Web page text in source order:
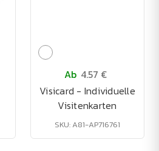
Ab 4.57 €
Visicard - Individuelle
Visitenkarten
SKU: A81-AP716761